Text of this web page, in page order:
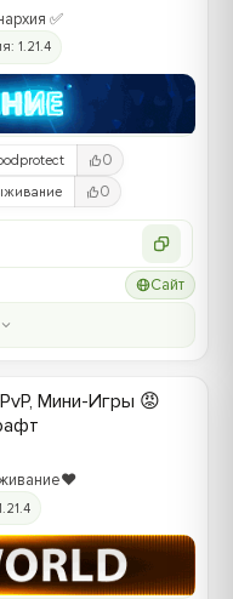
✅
1.21.4
0
0
Сайт
Мини-Игры 😡